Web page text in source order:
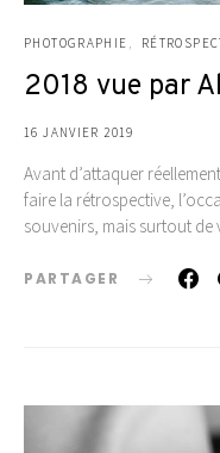
PHOTOGRAPHIE
2018 vue par
16 JANVIER 2019
Avant d’attaquer
faire la rétrospective,
souvenirs, mais surtout de
PARTAGER